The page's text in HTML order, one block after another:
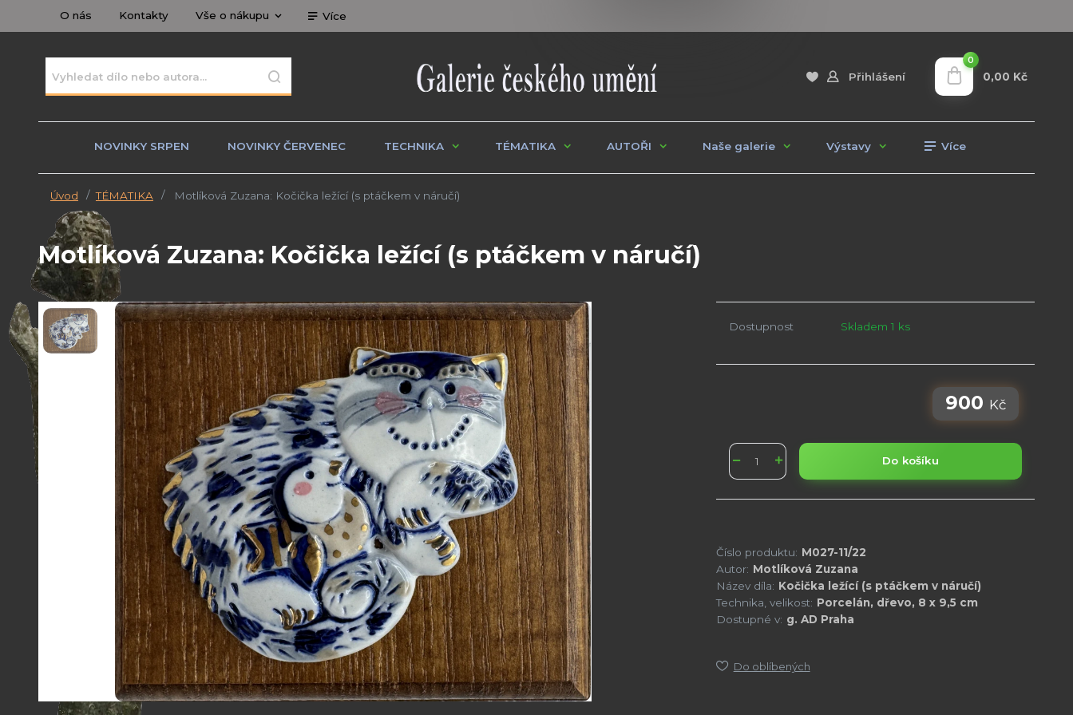
O nás Kontakty Vše o nákupu Více
Přihlášení
0
0,00 Kč
NOVINKY SRPEN NOVINKY ČERVENEC TECHNIKA TÉMATIKA AUTOŘI Naše galerie Výstavy Více
Úvod TÉMATIKA Motlíková Zuzana: Kočička ležící (s ptáčkem v náručí)
Motlíková Zuzana: Kočička ležící (s ptáčkem v náručí)
Dostupnost Skladem 1 ks
900 Kč
Do košíku
Číslo produktu: M027-11/22
Autor: Motlíková Zuzana
Název díla: Kočička ležící (s ptáčkem v náručí)
Technika, velikost: Porcelán, dřevo, 8 x 9,5 cm
Dostupné v: g. AD Praha
Do oblíbených